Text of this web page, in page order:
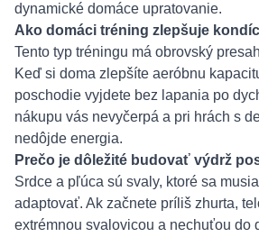
dynamické domáce upratovanie.
Ako domáci tréning zlepšuje
Tento typ tréningu má obrovský
Keď si doma zlepšíte aeróbnu
poschodie vyjdete bez lapania po
nákupu vás nevyčerpá a pri hrách s
nedôjde energia.
Prečo je dôležité budovať výdrž
Srdce a pľúca sú svaly, ktoré sa
adaptovať. Ak začnete príliš zhurta,
extrémnou svalovicou a nechuťou do